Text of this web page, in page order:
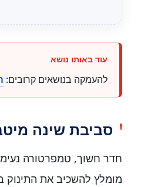
להעמקה בנושאים קרובים:
סביבת שינה
חדר חשוך, טמפרטורה
מומלץ להשכיב את התינוק